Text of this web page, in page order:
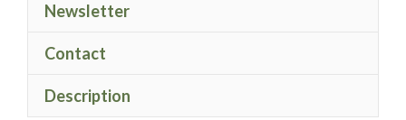
Newsletter
Contact
Description